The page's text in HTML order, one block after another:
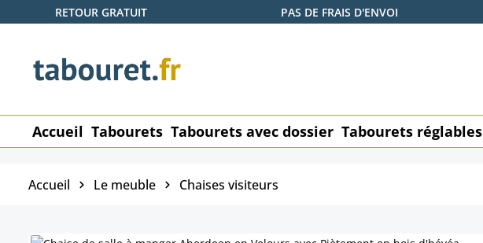
au contenu principal
Passer à la recherche
Passer à la navigation principale
RETOUR GRATUIT PAS DE FRAIS D'ENVOI
Accueil Tabourets Tabourets avec dossier Tabourets réglables
Accueil Le meuble Chaises visiteurs